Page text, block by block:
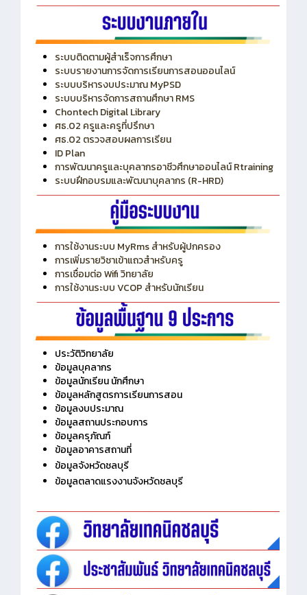
ระบบติดตามผู้สำเร็จการศึกษา
ระบบรายงานการจัดการเรียนการสอนออนไลน์
ระบบบริหารงบประมาณ MyPSD
ระบบบริหารจัดการสถานศึกษา RMS
Chontech Digital Library
ศธ.02 ครูและครูที่ปรึกษา
ศธ.02 ตรวจสอบผลการเรียน
ID Plan
การพัฒนาครูและบุคลากรอาชีวศึกษาออนไลน์ Rtraining
ระบบฝึกอบรมและพัฒนาบุคลากร (R-HRD)
การใช้งานระบบ MyRms สำหรับผู้ปกครอง
การเพิ่มรายวิชาเข้าแถวสำหรับครู
การเชื่อมต่อ Wifi วิทยาลัย
การใช้งานระบบ VCOP สำหรับนักเรียน
ประวัติวิทยาลัย
ข้อมูลบุคลากร
ข้อมูลนักเรียน นักศึกษา
ข้อมูลหลักสูตรการเรียนการสอน
ข้อมูลงบประมาณ
ข้อมูลสถานประกอบการ
ข้อมูลครุภัณฑ์
ข้อมูลอาคารสถานที่
ข้อมูลจังหวัดชลบุรี
ข้อมูลตลาดแรงงานจังหวัดชลบุรี